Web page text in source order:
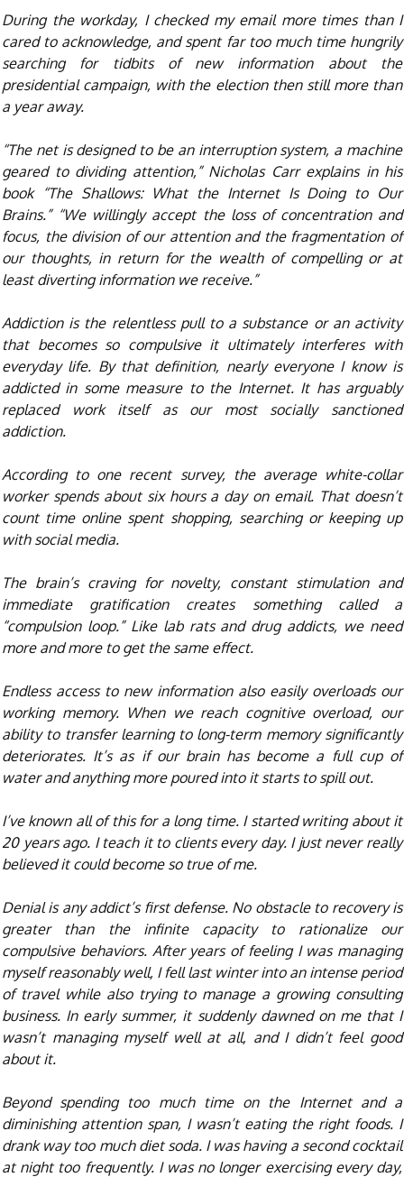
During the workday, I checked my email more times than I
cared to acknowledge, and spent far too much time hungrily
searching for tidbits of new information about the
presidential campaign, with the election then still more than
a year away.
“The net is designed to be an interruption system, a machine
geared to dividing attention,” Nicholas Carr explains in his
book “The Shallows: What the Internet Is Doing to Our
Brains.” “We willingly accept the loss of concentration and
focus, the division of our attention and the fragmentation of
our thoughts, in return for the wealth of compelling or at
least diverting information we receive.”
Addiction is the relentless pull to a substance or an activity
that becomes so compulsive it ultimately interferes with
everyday life. By that definition, nearly everyone I know is
addicted in some measure to the Internet. It has arguably
replaced work itself as our most socially sanctioned
addiction.
According to one recent survey, the average white-collar
worker spends about six hours a day on email. That doesn’t
count time online spent shopping, searching or keeping up
with social media.
The brain’s craving for novelty, constant stimulation and
immediate gratification creates something called a
“compulsion loop.” Like lab rats and drug addicts, we need
more and more to get the same effect.
Endless access to new information also easily overloads our
working memory. When we reach cognitive overload, our
ability to transfer learning to long-term memory significantly
deteriorates. It’s as if our brain has become a full cup of
water and anything more poured into it starts to spill out.
I’ve known all of this for a long time. I started writing about it
20 years ago. I teach it to clients every day. I just never really
believed it could become so true of me.
Denial is any addict’s first defense. No obstacle to recovery is
greater than the infinite capacity to rationalize our
compulsive behaviors. After years of feeling I was managing
myself reasonably well, I fell last winter into an intense period
of travel while also trying to manage a growing consulting
business. In early summer, it suddenly dawned on me that I
wasn’t managing myself well at all, and I didn’t feel good
about it.
Beyond spending too much time on the Internet and a
diminishing attention span, I wasn’t eating the right foods. I
drank way too much diet soda. I was having a second cocktail
at night too frequently. I was no longer exercising every day,